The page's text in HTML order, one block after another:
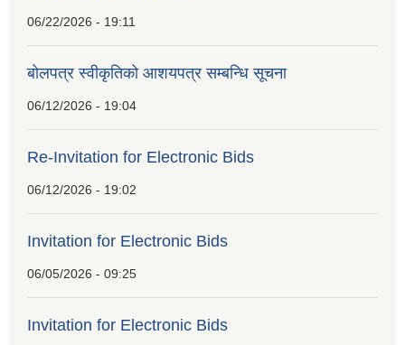
06/22/2026 - 19:11
बोलपत्र स्वीकृतिको आशयपत्र सम्बन्धि सूचना
06/12/2026 - 19:04
Re-Invitation for Electronic Bids
06/12/2026 - 19:02
Invitation for Electronic Bids
06/05/2026 - 09:25
Invitation for Electronic Bids